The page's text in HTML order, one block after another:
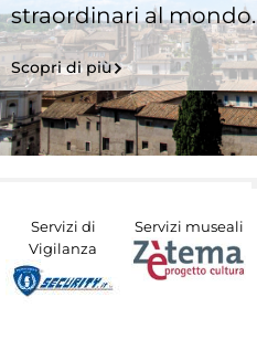
straordinari al mondo.
Scopri di più
Servizi di
Vigilanza
Servizi museali